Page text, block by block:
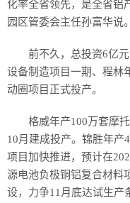
化率全省领先，是全省铝
园区管委会主任孙富华说。
前不久，总投资6亿
设备制造项目一期、程林
动圈项目正式投产。
格威年产100万套摩
10月建成投产。锦胜年产
项目加快推进，预计在
源电池负极铜铝复合材料
设，力争11月底达试生